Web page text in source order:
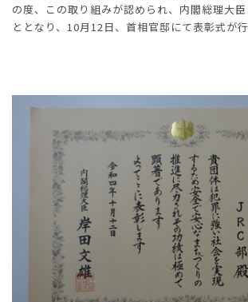
の度、この取り組みが認められ、内閣総理大
ととなり、10月12日、首相官邸にて表彰式が行